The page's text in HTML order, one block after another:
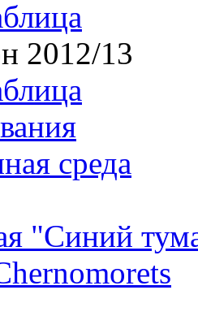
2012/13
среда
"Синий